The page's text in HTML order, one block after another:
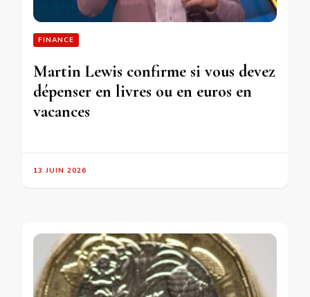
FINANCE
Martin Lewis confirme si vous devez
dépenser en livres ou en euros en
vacances
13 JUIN 2026